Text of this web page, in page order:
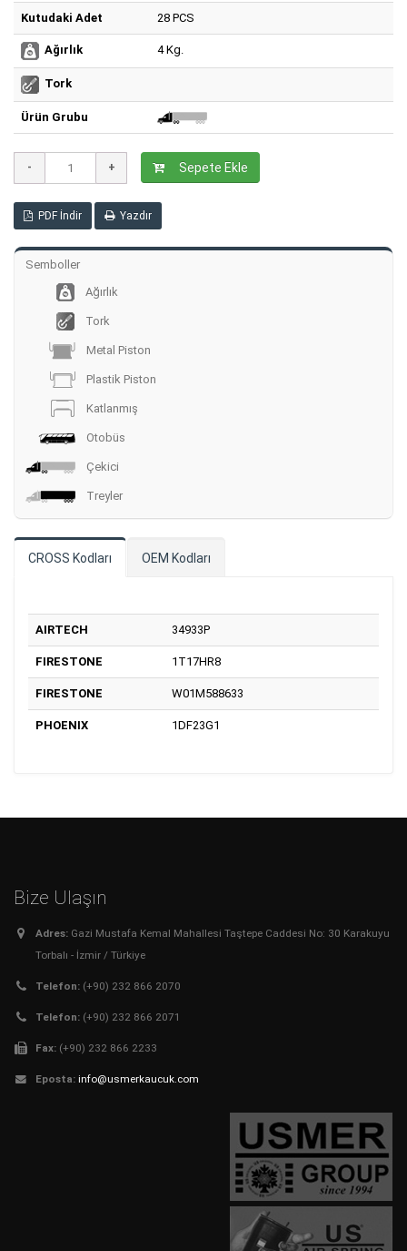
Kutudaki Adet 28 PCS
Ağırlık 4 Kg.
Tork
Ürün Grubu
Sepete Ekle
PDF İndir Yazdır
Semboller
Ağırlık
Tork
Metal Piston
Plastik Piston
Katlanmış
Otobüs
Çekici
Treyler
CROSS Kodları OEM Kodları
AIRTECH 34933P
FIRESTONE 1T17HR8
FIRESTONE W01M588633
PHOENIX 1DF23G1
Bize Ulaşın
Adres: Gazi Mustafa Kemal Mahallesi Taştepe Caddesi No: 30 Karakuyu
Torbalı - İzmir / Türkiye
Telefon: (+90) 232 866 2070
Telefon: (+90) 232 866 2071
Fax: (+90) 232 866 2233
Eposta: info@usmerkaucuk.com